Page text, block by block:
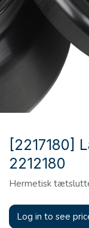
[2217180]
2212180
Hermetisk
Log in to see